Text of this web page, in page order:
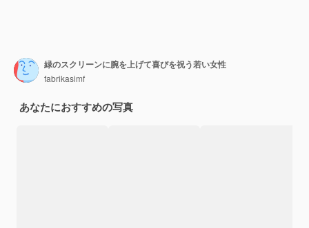
緑のスクリーンに腕を上げて喜びを祝う若い女性
fabrikasimf
あなたにおすすめの写真